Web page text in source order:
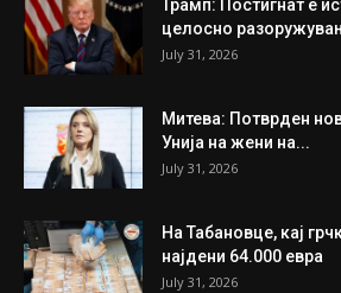
Трамп: Постигнат е
целосно
July 31, 2026
Митева: Потврден
Унија на жени на...
July 31, 2026
На Табановце, кај
најдени 64.000 евра
July 31, 2026